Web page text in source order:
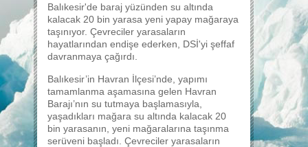
Balıkesir'de baraj yüzünden su altında
kalacak 20 bin yarasa yeni yapay mağaraya
taşınıyor. Çevreciler yarasaların
hayatlarından endişe ederken, DSİ'yi şeffaf
davranmaya çağırdı.
Balıkesir’in Havran İlçesi’nde, yapımı
tamamlanma aşamasına gelen Havran
Barajı’nın su tutmaya başlamasıyla,
yaşadıkları mağara su altında kalacak 20
bin yarasanın, yeni mağaralarına taşınma
serüveni başladı. Çevreciler yarasaların